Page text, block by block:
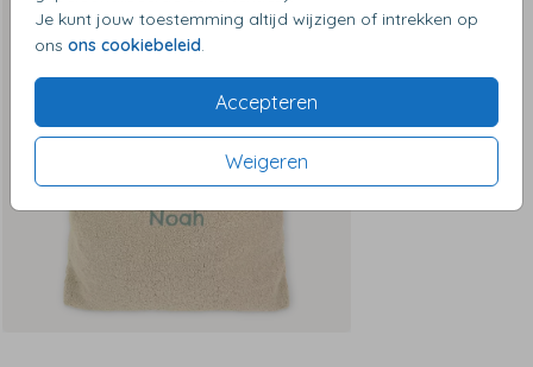
Je kunt jouw toestemming altijd wijzigen of intrekken op
ons ons cookiebeleid.
Accepteren
Weigeren